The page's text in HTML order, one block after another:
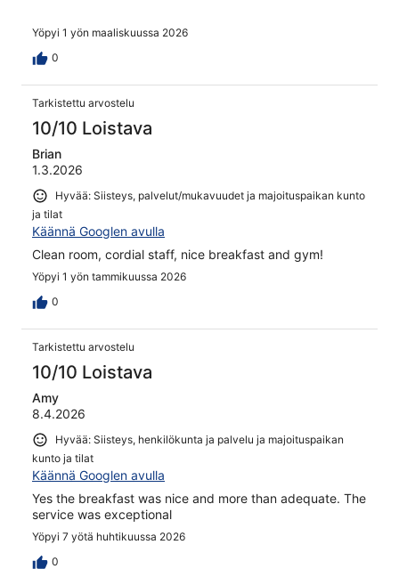
Yöpyi 1 yön maaliskuussa 2026
0
Tarkistettu arvostelu
10/10 Loistava
Brian
1.3.2026
Hyvää: Siisteys, palvelut/mukavuudet ja majoituspaikan kunto
ja tilat
Käännä Googlen avulla
Clean room, cordial staff, nice breakfast and gym!
Yöpyi 1 yön tammikuussa 2026
0
Tarkistettu arvostelu
10/10 Loistava
Amy
8.4.2026
Hyvää: Siisteys, henkilökunta ja palvelu ja majoituspaikan
kunto ja tilat
Käännä Googlen avulla
Yes the breakfast was nice and more than adequate. The
service was exceptional
Yöpyi 7 yötä huhtikuussa 2026
0